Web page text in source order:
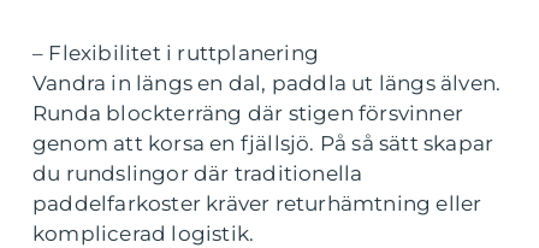
– Flexibilitet i ruttplanering
Vandra in längs en dal, paddla ut längs älven.
Runda blockterräng där stigen försvinner
genom att korsa en fjällsjö. På så sätt skapar
du rundslingor där traditionella
paddelfarkoster kräver returhämtning eller
komplicerad logistik.